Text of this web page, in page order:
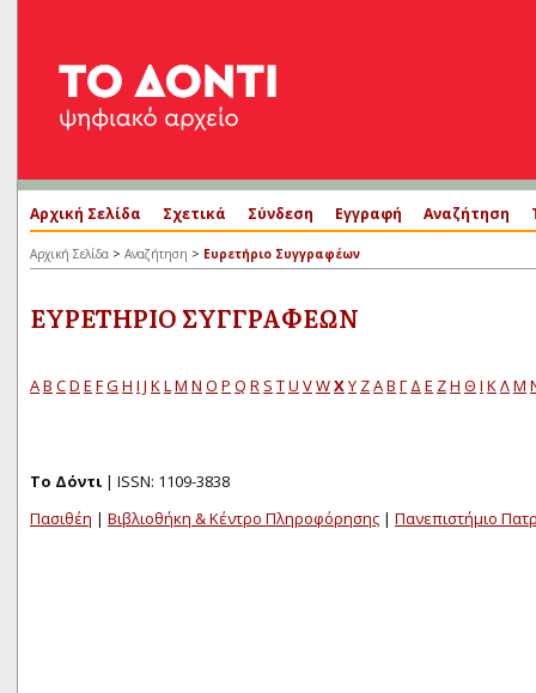
Αρχική Σελίδα Σχετικά Σύνδεση Εγγραφή Αναζήτηση
Αρχική Σελίδα > Αναζήτηση > Ευρετήριο Συγγραφέων
ΕΥΡΕΤΉΡΙΟ ΣΥΓΓΡΑΦΈΩΝ
AB CD E FG H I J KLM N O P Q R S TU VWXY ZΑΒ Γ Δ Ε ΖΗ Θ Ι ΚΛΜ
Το Δόντι | ISSN: 1109-3838
Πασιθέη | Βιβλιοθήκη & Κέντρο Πληροφόρησης | Πανεπιστήμιο